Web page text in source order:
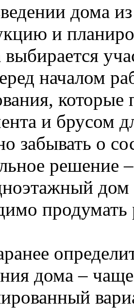
дома
и
выбирается
началом
которые
и брусом
забывать о
решение
дом
дома –